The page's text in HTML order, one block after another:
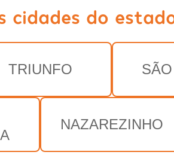
cidades do
TRIUNFO
NAZAREZINHO